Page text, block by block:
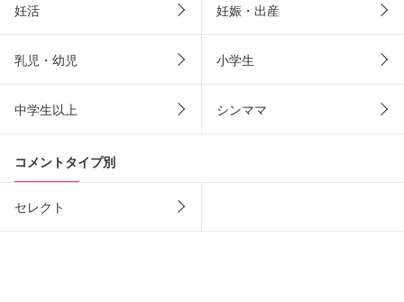
妊活 妊娠・出産
乳児・幼児 小学生
中学生以上 シンママ
コメントタイプ別
セレクト